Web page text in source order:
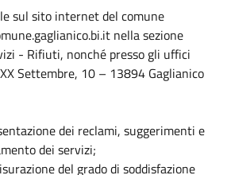
sul sito internet del comune
nella sezione
- Rifiuti, nonché presso gli uffici
Settembre, 10 – 13894 Gaglianico
dei reclami, suggerimenti e
dei servizi;
del grado di soddisfazione